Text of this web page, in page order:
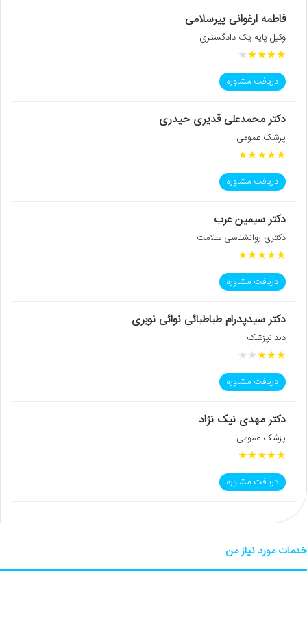
فاطمه ارغوانی پیرسلامی
وکیل پایه یک دادگستری
★
★
★
★
★
دریافت مشاوره
دکتر محمدعلی قدیری حیدری
پزشک عمومی
★
★
★
★
★
دریافت مشاوره
دکتر سیمین عرب
دکتری روانشناسی سلامت
★
★
★
★
★
دریافت مشاوره
دکتر سیدپدرام طباطبائی نوائی نوبری
دندانپزشک
★
★
★
★
★
دریافت مشاوره
دکتر مهدی نیک نژاد
پزشک عمومی
★
★
★
★
★
دریافت مشاوره
خدمات مورد نیاز من